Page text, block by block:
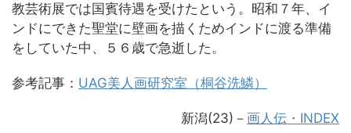
教芸術展では国賓待遇を受けたという。昭和７年、イ
ンドにできた聖堂に壁画を描くためインドに渡る準備
をしていた中、５６歳で急逝した。
参考記事： UAG美人画研究室（桐谷洗鱗）
新潟(23)－ 画人伝・INDEX